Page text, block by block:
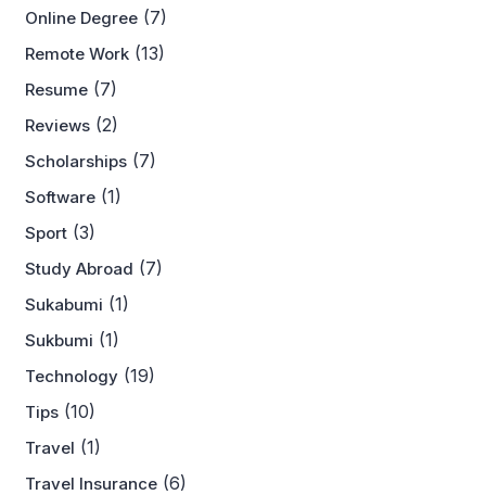
Online Degree (7)
Remote Work (13)
Resume (7)
Reviews (2)
Scholarships (7)
Software (1)
Sport (3)
Study Abroad (7)
Sukabumi (1)
Sukbumi (1)
Technology (19)
Tips (10)
Travel (1)
Travel Insurance (6)